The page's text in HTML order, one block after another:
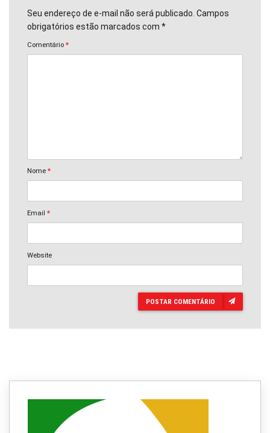
Seu endereço de e-mail não será publicado. Campos
obrigatórios estão marcados com *
Comentário *
Nome *
Email *
Website
POSTAR COMENTÁRIO